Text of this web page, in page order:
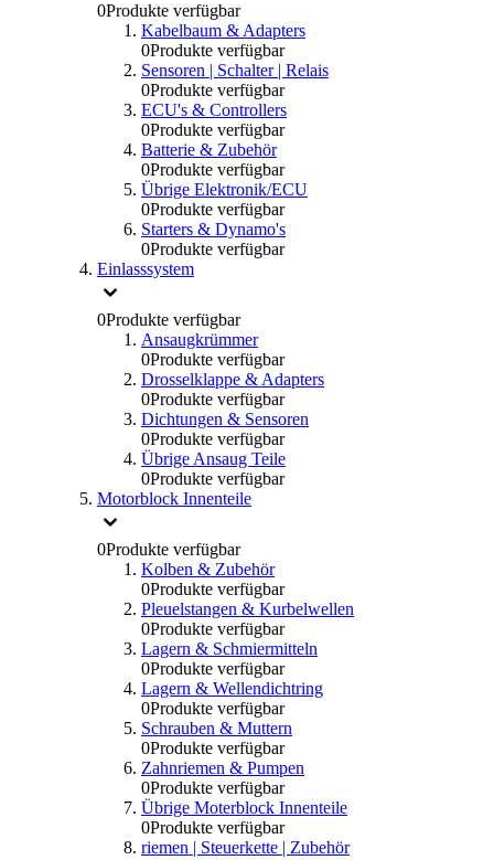
0Produkte verfügbar
Kabelbaum & Adapters
0Produkte verfügbar
Sensoren | Schalter | Relais
0Produkte verfügbar
ECU's & Controllers
0Produkte verfügbar
Batterie & Zubehör
0Produkte verfügbar
Übrige Elektronik/ECU
0Produkte verfügbar
Starters & Dynamo's
0Produkte verfügbar
Einlasssystem
0Produkte verfügbar
Ansaugkrümmer
0Produkte verfügbar
Drosselklappe & Adapters
0Produkte verfügbar
Dichtungen & Sensoren
0Produkte verfügbar
Übrige Ansaug Teile
0Produkte verfügbar
Motorblock Innenteile
0Produkte verfügbar
Kolben & Zubehör
0Produkte verfügbar
Pleuelstangen & Kurbelwellen
0Produkte verfügbar
Lagern & Schmiermitteln
0Produkte verfügbar
Lagern & Wellendichtring
0Produkte verfügbar
Schrauben & Muttern
0Produkte verfügbar
Zahnriemen & Pumpen
0Produkte verfügbar
Übrige Moterblock Innenteile
0Produkte verfügbar
riemen | Steuerkette | Zubehör